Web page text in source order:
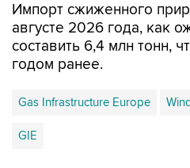
Импорт сжиженного
августе 2026 года, как
составить 6,4 млн тонн,
годом ранее.
Gas Infrastructure Europe
GIE